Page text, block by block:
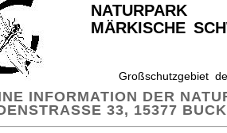
NATURPARK
MÄRKISCHE
Großschutzgebiet
INFORMATION DER
33, 15377